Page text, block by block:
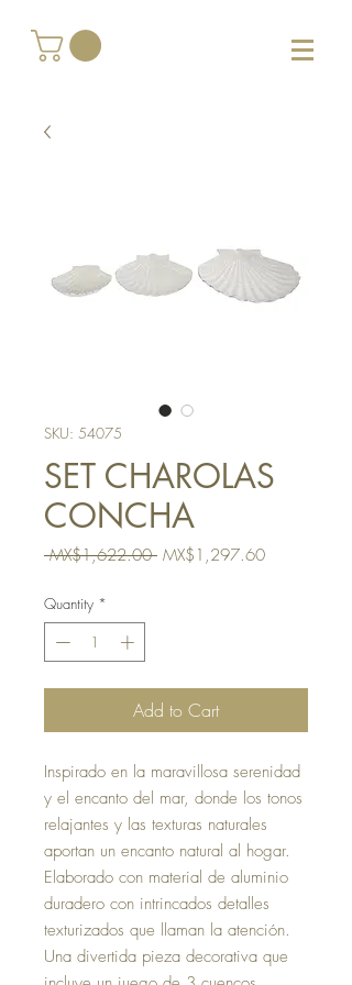
SKU: 54075
SET CHAROLAS
CONCHA
MX$1,622.00 Regular
MX$1,297.60Sale
Quantity *
Add to Cart
Inspirado en la maravillosa serenidad
y el encanto del mar, donde los tonos
relajantes y las texturas naturales
aportan un encanto natural al hogar.
Elaborado con material de aluminio
duradero con intrincados detalles
texturizados que llaman la atención.
Una divertida pieza decorativa que